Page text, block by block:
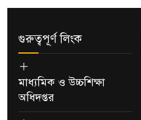
গুরুত্বপূর্ণ লিংক
মাধ্যমিক ও উচ্চশিক্ষা
অধিদপ্তর